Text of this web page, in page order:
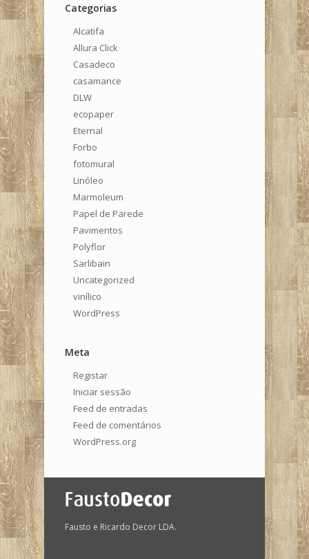
Categorias
Alcatifa
Allura Click
Casadeco
casamance
DLW
ecopaper
Eternal
Forbo
fotomural
Linóleo
Marmoleum
Papel de Parede
Pavimentos
Polyflor
Sarlibain
Uncategorized
vinílico
WordPress
Meta
Registar
Iniciar sessão
Feed de entradas
Feed de comentários
WordPress.org
Fausto e Ricardo Decor LDA.